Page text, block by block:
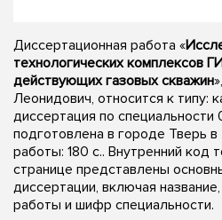
Диссертационная работа «
технологических комплексов
действующих газовых скважин
Леонидович, относится к типу:
диссертация по специальности
подготовлена в городе Тверь
работы: 180 с.. Внутренний код
странице представлены
диссертации, включая
работы и шифр специальности.